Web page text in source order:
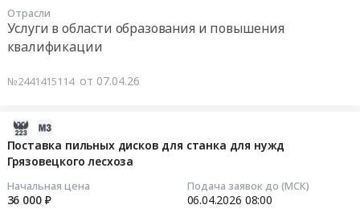
Отрасли
Услуги в области образования и повышения
квалификации
№2441415114 от 07.04.26
Поставка пильных дисков для станка для нужд
Грязовецкого лесхоза
Начальная цена
36 000 ₽
Подача заявок до (МСК)
06.04.2026 08:00